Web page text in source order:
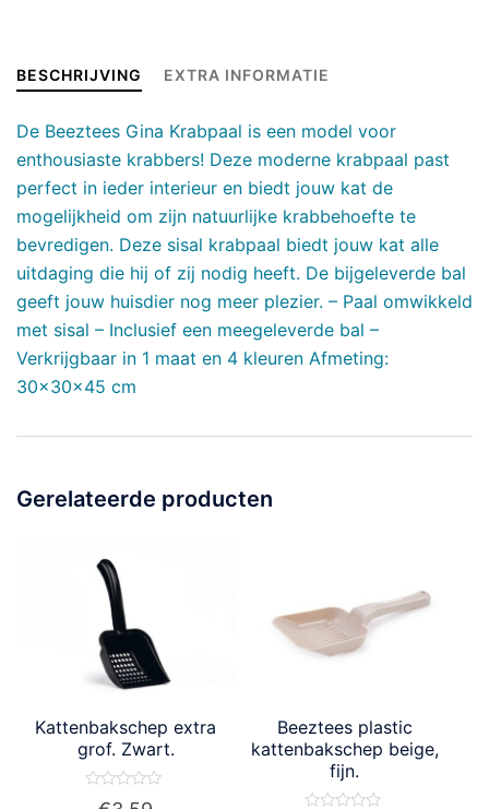
BESCHRIJVING EXTRA INFORMATIE
De Beeztees Gina Krabpaal is een model voor
enthousiaste krabbers! Deze moderne krabpaal past
perfect in ieder interieur en biedt jouw kat de
mogelijkheid om zijn natuurlijke krabbehoefte te
bevredigen. Deze sisal krabpaal biedt jouw kat alle
uitdaging die hij of zij nodig heeft. De bijgeleverde bal
geeft jouw huisdier nog meer plezier. – Paal omwikkeld
met sisal – Inclusief een meegeleverde bal –
Verkrijgbaar in 1 maat en 4 kleuren Afmeting:
30x30x45 cm
Gerelateerde producten
Kattenbakschep extra
grof. Zwart.
Waardering
Beeztees plastic
kattenbakschep beige,
fijn.